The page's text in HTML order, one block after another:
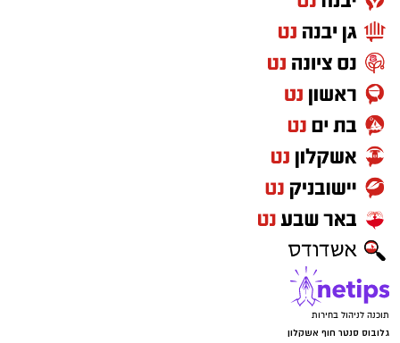
תוכנה לניהול בחירות
גלובוס סנטר חוף אשקלון